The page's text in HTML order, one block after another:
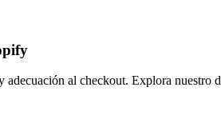
adecuación al checkout. Explora nuestro